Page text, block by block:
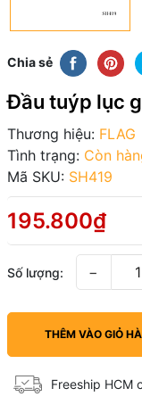
Chia sẻ
Đầu tuýp lục
Thương hiệu: FLAG
Tình trạng: Còn
Mã SKU: SH419
195.800₫
Số lượng: −
THÊM VÀO GIỎ
Freeship HCM